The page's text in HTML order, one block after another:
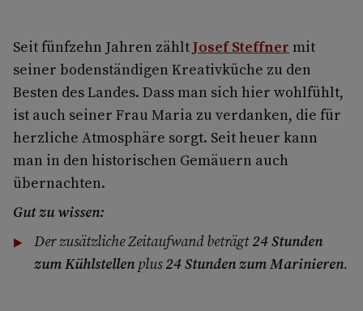
Seit fünfzehn Jahren zähltJosef Steffner mit
seiner bodenständigen Kreativküche zu den
Besten des Landes. Dass man sich hier wohlfühlt,
ist auch seiner Frau Maria zu verdanken, die für
herzliche Atmosphäre sorgt. Seit heuer kann
man in den historischen Gemäuern auch
übernachten.
Gut zu wissen:
Der zusätzliche Zeitaufwand beträgt24 Stunden
zum Kühlstellenplus24 Stunden zum Marinieren.